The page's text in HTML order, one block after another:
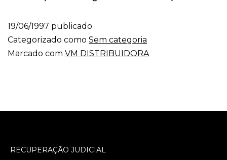
19/06/1997 publicado
Categorizado como Sem categoria
Marcado com VM DISTRIBUIDORA
RECUPERAÇÃO JUDICIAL